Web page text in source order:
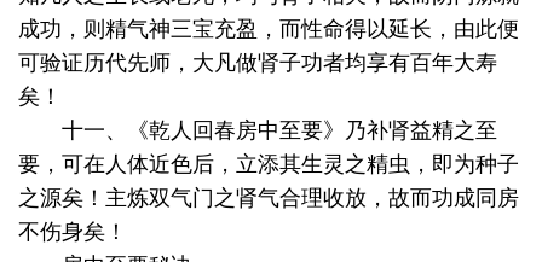
成功，则精气神三宝充盈，而性命得以延长，由此便
可验证历代先师，大凡做肾子功者均享有百年大寿
矣！
十一、《乾人回春房中至要》乃补肾益精之至
要，可在人体近色后，立添其生灵之精虫，即为种子
之源矣！主炼双气门之肾气合理收放，故而功成同房
不伤身矣！